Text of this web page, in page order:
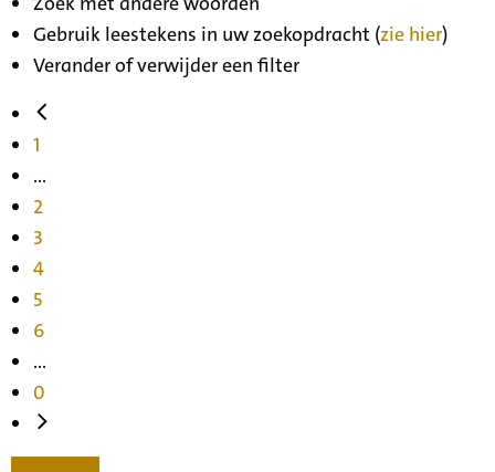
Gebruik leestekens in uw zoekopdracht (zie hier)
Verander of verwijder een filter
1
...
2
3
4
5
6
...
0